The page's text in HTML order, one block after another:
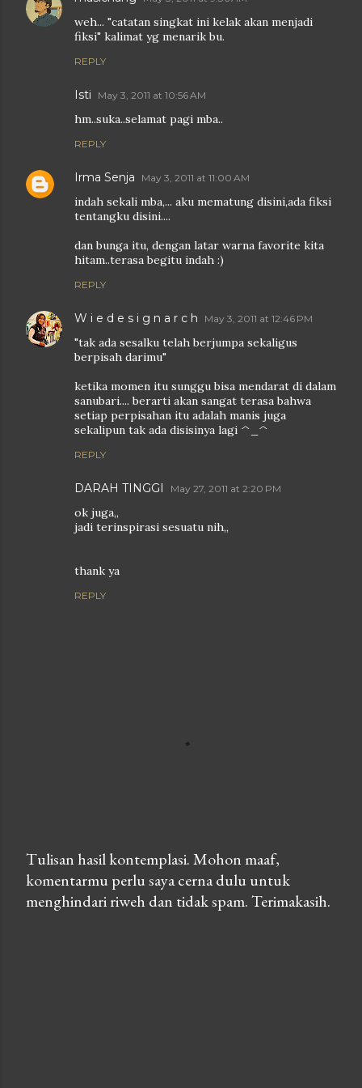
weh... "catatan singkat ini kelak akan menjadi
fiksi" kalimat yg menarik bu.
REPLY
Isti May 3, 2011 at 10:56 AM
hm..suka..selamat pagi mba..
REPLY
Irma Senja May 3, 2011 at 11:00 AM
indah sekali mba,... aku mematung disini,ada fiksi
tentangku disini....
dan bunga itu, dengan latar warna favorite kita
hitam..terasa begitu indah :)
REPLY
W i e d e s i g n a r c h May 3, 2011 at 12:46 PM
"tak ada sesalku telah berjumpa sekaligus
berpisah darimu"
ketika momen itu sunggu bisa mendarat di dalam
sanubari.... berarti akan sangat terasa bahwa
setiap perpisahan itu adalah manis juga
sekalipun tak ada disisinya lagi ^_^
REPLY
DARAH TINGGI May 27, 2011 at 2:20 PM
ok juga,,
jadi terinspirasi sesuatu nih,,
thank ya
REPLY
P
o
Tulisan hasil kontemplasi. Mohon maaf,
komentarmu perlu saya cerna dulu untuk
menghindari riweh dan tidak spam. Terimakasih.